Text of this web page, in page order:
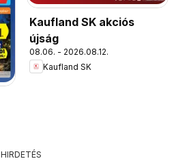
Kaufland SK akciós
újság
08.06. - 2026.08.12.
Kaufland SK
HIRDETÉS